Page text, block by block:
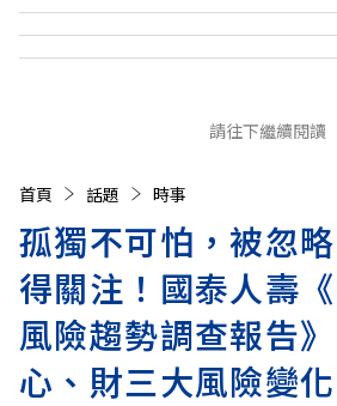
請往下繼續閱讀
首頁 話題 時事
孤獨不可怕，被忽
得關注！國泰人壽
風險趨勢調查報告
心、財三大風險變化